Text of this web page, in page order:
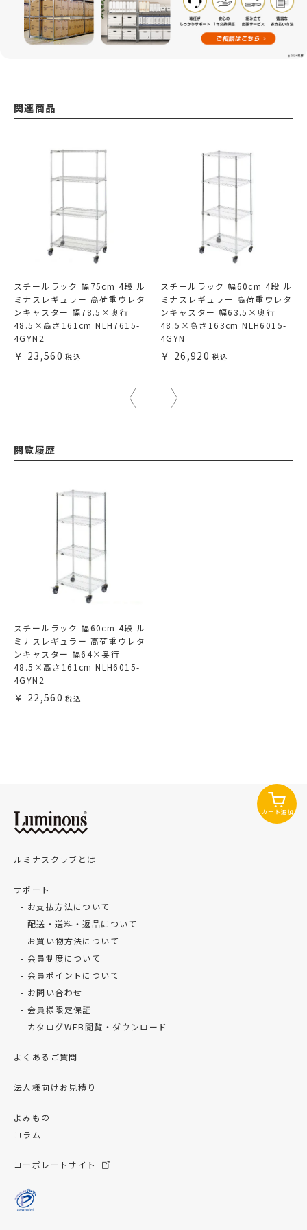
関連商品
スチールラック 幅75cm 4段 ル
ミナスレギュラー 高荷重ウレタ
ンキャスター 幅78.5×奥行
48.5×高さ161cm NLH7615-
4GYN2
23,560
スチールラック 幅60cm 4段 ル
ミナスレギュラー 高荷重ウレタ
ンキャスター 幅63.5×奥行
48.5×高さ163cm NLH6015-
4GYN
26,920
閲覧履歴
スチールラック 幅60cm 4段 ル
ミナスレギュラー 高荷重ウレタ
ンキャスター 幅64×奥行
48.5×高さ161cm NLH6015-
4GYN2
22,560
カート追加
ルミナスクラブとは
サポート
お支払方法について
配送・送料・返品について
お買い物方法について
会員制度について
会員ポイントについて
お問い合わせ
会員様限定保証
カタログWEB閲覧・ダウンロード
よくあるご質問
法人様向けお見積り
よみもの
コラム
コーポレートサイト